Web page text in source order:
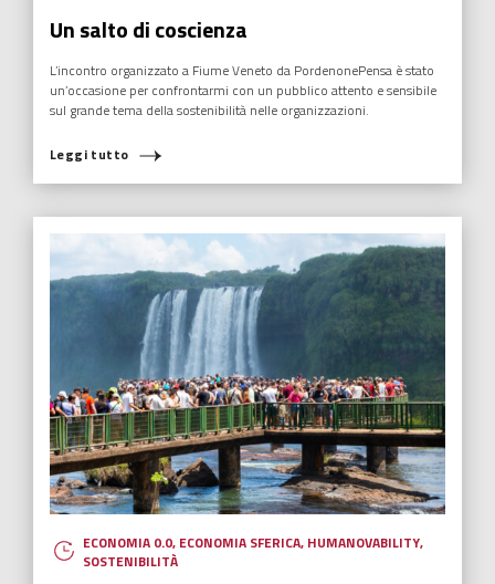
Un salto di coscienza
L’incontro organizzato a Fiume Veneto da PordenonePensa è stato
un’occasione per confrontarmi con un pubblico attento e sensibile
sul grande tema della sostenibilità nelle organizzazioni.
Leggi tutto
ECONOMIA 0.0, ECONOMIA SFERICA, HUMANOVABILITY,
SOSTENIBILITÀ